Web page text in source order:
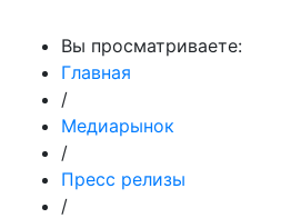
Вы просматриваете:
Главная
/
Медиарынок
/
Пресс релизы
/